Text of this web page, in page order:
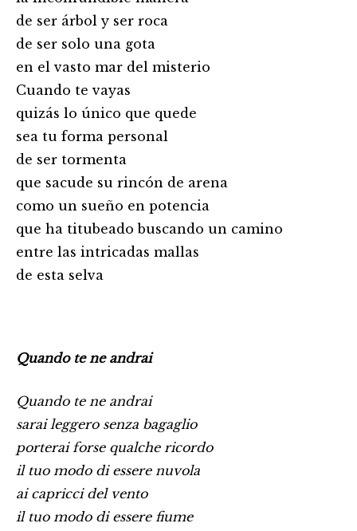
de ser árbol y ser roca
de ser solo una gota
en el vasto mar del misterio
Cuando te vayas
quizás lo único que quede
sea tu forma personal
de ser tormenta
que sacude su rincón de arena
como un sueño en potencia
que ha titubeado buscando un camino
entre las intricadas mallas
de esta selva
Quando te ne andrai
Quando te ne andrai
sarai leggero senza bagaglio
porterai forse qualche ricordo
il tuo modo di essere nuvola
ai capricci del vento
il tuo modo di essere fiume